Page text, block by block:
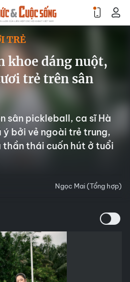
TRẺ
khoe dáng nuột,
trẻ trên sân
sân pickleball, ca sĩ Hà
ý bởi vẻ ngoài trẻ trung,
thái cuốn hút ở tuổi
Ngọc Mai (Tổng hợp)